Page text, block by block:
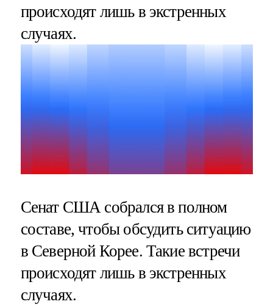
происходят лишь в экстренных
случаях.
Сенат США собрался в полном
составе, чтобы обсудить ситуацию
в Северной Корее. Такие встречи
происходят лишь в экстренных
случаях.